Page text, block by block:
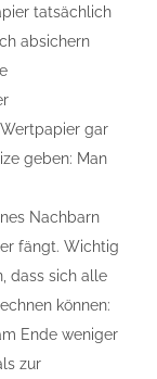
tatsächlich
absichern
gar
geben: Man
Nachbarn
fängt. Wichtig
dass sich alle
können:
Ende weniger
zur